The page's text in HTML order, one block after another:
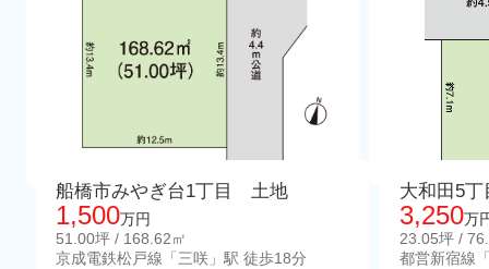
船橋市みやぎ台1丁目 土地
1,500万円
51.00坪 / 168.62㎡
京成電鉄松戸線「三咲」駅 徒歩18分
大和田5
3,250万
23.05坪 /
都営新宿線